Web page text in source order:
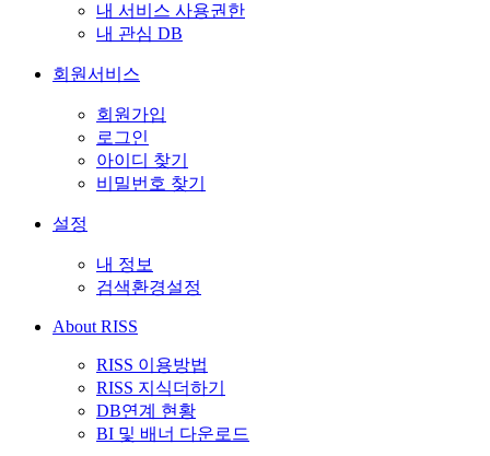
내 서비스 사용권한
내 관심 DB
회원서비스
회원가입
로그인
아이디 찾기
비밀번호 찾기
설정
내 정보
검색환경설정
About RISS
RISS 이용방법
RISS 지식더하기
DB연계 현황
BI 및 배너 다운로드